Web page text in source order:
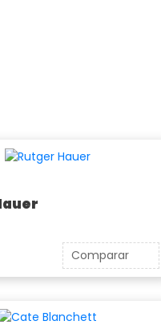
Comparar